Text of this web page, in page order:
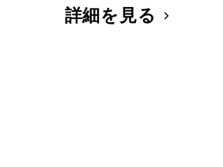
詳細を見る